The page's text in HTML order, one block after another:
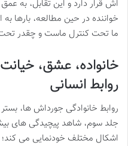
اش قرار دارد و این تقابل، به
خواننده در حین مطالعه، بارها
ما تحت کنترل ماست و چقدر تحت
خانواده، عشق،
روابط انسانی
روابط خانوادگی جورداش ها،
جلد سوم، شاهد پیچیدگی های
اشکال مختلف خودنمایی می